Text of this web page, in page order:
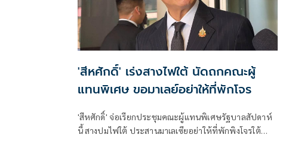
'สีหศักดิ์' เร่งสางไฟใต้ นัดถก​คณะผู้
แทนพิเศษ​​​ ขอมาเลย์​อย่าให้ที่พักโจร
'สีหศักดิ์' จ่อเรียก​ประชุมคณะผู้แทนพิเศษรัฐบาล​สัปดาห์
นี้​ สางปมไฟใต้​ ประสานมาเลเซีย​อย่าให้ที่พักพิง​โจรใต้